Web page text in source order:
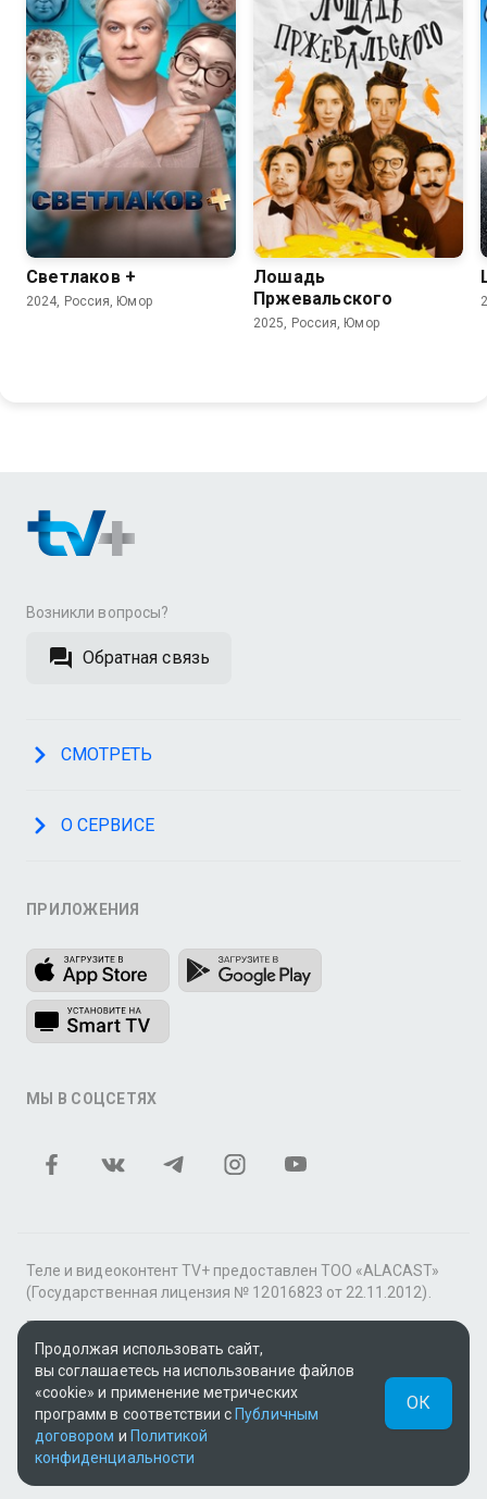
4.4
Светлаков +
2024, Россия, Юмор
Лошадь
Пржевальского
2025, Россия, Юмор
Возникли вопросы?
Обратная связь
СМОТРЕТЬ
О СЕРВИСЕ
ПРИЛОЖЕНИЯ
МЫ В СОЦСЕТЯХ
Теле и видеоконтент TV+ предоставлен ТОО «ALACAST»
(Государственная лицензия № 12016823 от 22.11.2012).
В рамках услуги «Видео по подписке» для «Пакета
фильмов и сериалов tv+» контент предоставляется
онлайн-кинотеатром MEGOGO.
Поддержка: tvplus@telecom.kz
v3.9.15 | SSR
UUID: 8f9aaf14-8e47-417d-af4b-f51a1f0e5702
Продолжая использовать сайт,
вы соглашаетесь на использование файлов
«cookie» и применение метрических
программ в соответствии с Публичным
договором и Политикой
конфиденциальности
ОК